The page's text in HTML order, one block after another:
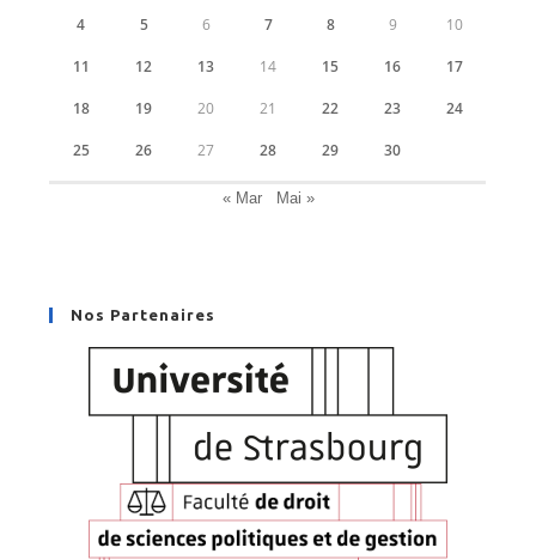
4 5 6 7 8 9 10
11 12 13 14 15 16 17
18 19 20 21 22 23 24
25 26 27 28 29 30
« Mar Mai »
Nos Partenaires